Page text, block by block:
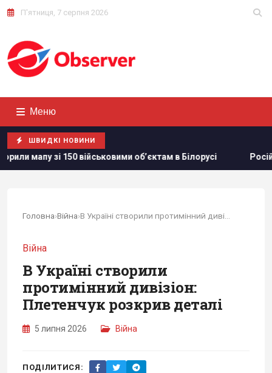
П'ятниця, 7 серпня 2026
Меню
ШВИДКІ НОВИНИ
військовими обʼєктам в Білорусі Російська еліта
Головна›Війна›
Війна
В Україні створили
протимінний дивізіон:
Плетенчук розкрив деталі
5 липня 2026 Війна
ПОДІЛИТИСЯ: